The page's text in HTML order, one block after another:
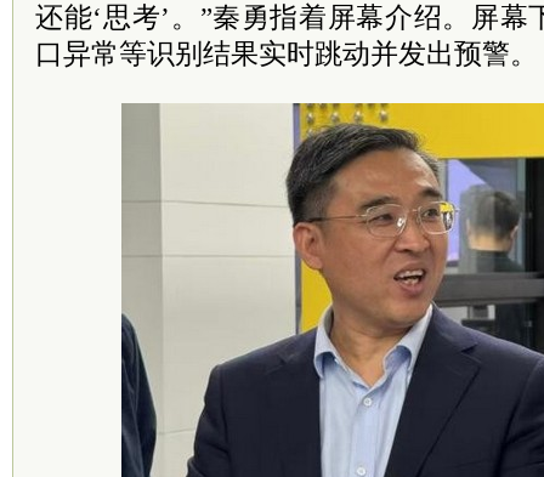
还能‘思考’。”秦勇指着屏幕介绍。屏
口异常等识别结果实时跳动并发出预警。